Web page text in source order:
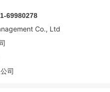
69980278
Co., Ltd
司